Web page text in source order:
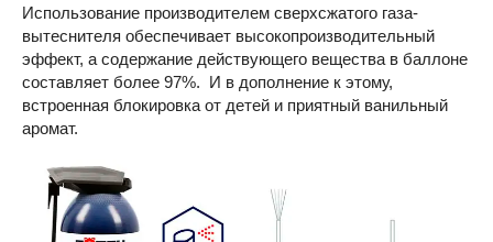
Использование производителем сверхсжатого газа-
вытеснителя обеспечивает высокопроизводительный
эффект, а содержание действующего вещества в баллоне
составляет более 97%. И в дополнение к этому,
встроенная блокировка от детей и приятный ванильный
аромат.